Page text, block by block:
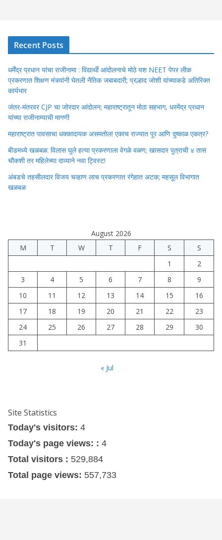
Recent Posts
धर्मेंद्र प्रधान यांचा राजीनामा : विद्यार्थी आंदोलनाचे मोठे यश NEET पेपर लीक
प्रकरणात शिक्षण मंत्र्यांनी घेतली नैतिक जबाबदारी; प्रल्हाद जोशी यांच्याकडे अतिरिक्त
कार्यभार
जंतर-मंतरवर CJP चा जोरदार आंदोलन; महाराष्ट्रातून मोठा सहभाग, धरमेंद्र प्रधान
यांच्या राजीनाम्याची मागणी
महाराष्ट्रात पावसाचा धक्कादायक असमतोल! एकाच राज्यात पूर आणि दुष्काळ एकत्र?
बीडमध्ये खळबळ: विलास घुले हत्या प्रकरणाला वेगळे वळण; खासदार पुत्राची ४ तास
चौकशी तर महिलेच्या दाव्याने नवा ट्विस्ट!
अंबडचे तहसीलदार विजय चव्हाण लाच प्रकरणात रंगेहात अटक; महसूल विभागात
खळबळ
August 2026
M
T W T F S
S
1
2
3
4 5 6 7 8
9
10
11 12 13 14 15
16
17
18 19 20 21 22
23
24
25 26 27 28 29
30
31
« Jul
Site Statistics
Today's visitors: 4
Today's page views: : 4
Total visitors : 529,884
Total page views: 557,733